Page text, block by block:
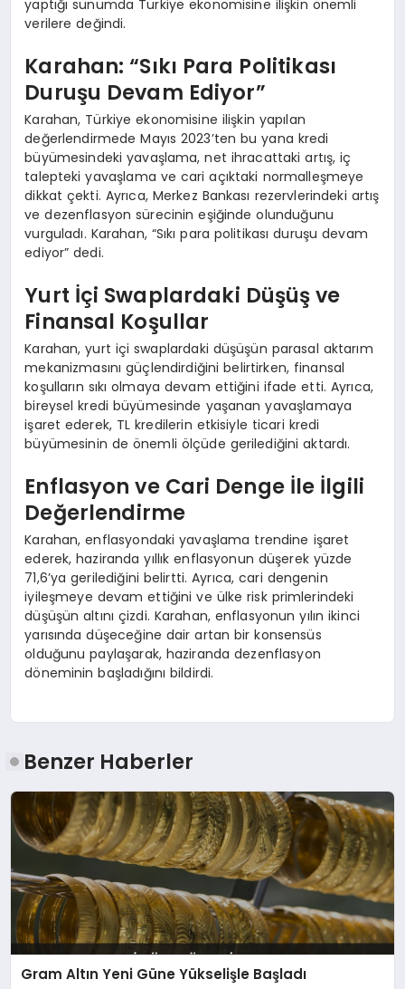
yaptığı sunumda Türkiye ekonomisine ilişkin önemli
verilere değindi.
Karahan: “Sıkı Para Politikası
Duruşu Devam Ediyor”
Karahan, Türkiye ekonomisine ilişkin yapılan
değerlendirmede Mayıs 2023’ten bu yana kredi
büyümesindeki yavaşlama, net ihracattaki artış, iç
talepteki yavaşlama ve cari açıktaki normalleşmeye
dikkat çekti. Ayrıca, Merkez Bankası rezervlerindeki artış
ve dezenflasyon sürecinin eşiğinde olunduğunu
vurguladı. Karahan, “Sıkı para politikası duruşu devam
ediyor” dedi.
Yurt İçi Swaplardaki Düşüş ve
Finansal Koşullar
Karahan, yurt içi swaplardaki düşüşün parasal aktarım
mekanizmasını güçlendirdiğini belirtirken, finansal
koşulların sıkı olmaya devam ettiğini ifade etti. Ayrıca,
bireysel kredi büyümesinde yaşanan yavaşlamaya
işaret ederek, TL kredilerin etkisiyle ticari kredi
büyümesinin de önemli ölçüde gerilediğini aktardı.
Enflasyon ve Cari Denge İle İlgili
Değerlendirme
Karahan, enflasyondaki yavaşlama trendine işaret
ederek, haziranda yıllık enflasyonun düşerek yüzde
71,6’ya gerilediğini belirtti. Ayrıca, cari dengenin
iyileşmeye devam ettiğini ve ülke risk primlerindeki
düşüşün altını çizdi. Karahan, enflasyonun yılın ikinci
yarısında düşeceğine dair artan bir konsensüs
olduğunu paylaşarak, haziranda dezenflasyon
döneminin başladığını bildirdi.
Benzer Haberler
Gram Altın Yeni Güne Yükselişle Başladı